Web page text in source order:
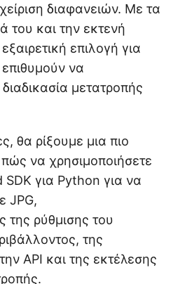
διαφανειών. Με τα
του και την εκτενή
επιλογή για
να
μετατροπής
θα ρίξουμε μια πιο
να χρησιμοποιήσετε
για Python για να
JPG,
της ρύθμισης του
της
API και της εκτέλεσης